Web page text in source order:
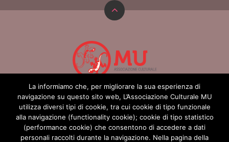
HOMEPAGE ARTICOLI CALENDARIO
CONTATTI PRIVACY POLICY AREA RISERVATA
AREA OPERATORI
La informiamo che, per migliorare la sua esperienza di
navigazione su questo sito web, L’Associazione Culturale MU
utilizza diversi tipi di cookie, tra cui cookie di tipo funzionale
alla navigazione (functionality cookie); cookie di tipo statistico
(performance cookie) che consentono di accedere a dati
personali raccolti durante la navigazione. Nella pagina della